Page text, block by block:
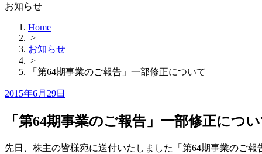
お知らせ
Home
>
お知らせ
>
「第64期事業のご報告」一部修正について
Posted
2015年6月29日
「第64期事業のご報告」一部修正につ
先日、株主の皆様宛に送付いたしました「第64期事業のご報